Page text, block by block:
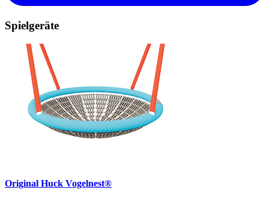
Spielgeräte
Original Huck Vogelnest®